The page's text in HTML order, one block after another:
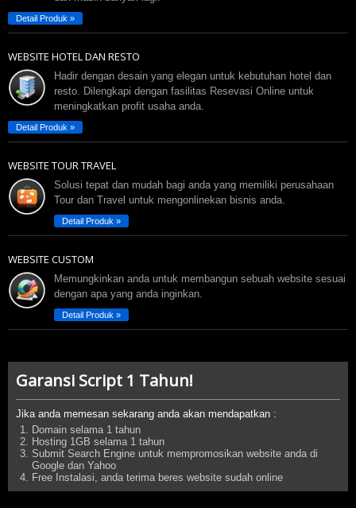
Detail Produk »
WEBSITE HOTEL DAN RESTO
Hadir dengan desain yang elegan untuk kebutuhan hotel dan
resto. Dilengkapi dengan fasilitas Resevasi Online untuk
meningkatkan profit usaha anda.
Detail Produk »
WEBSITE TOUR TRAVEL
Solusi tepat dan mudah bagi anda yang memiliki perusahaan
Tour dan Travel untuk mengonlinekan bisnis anda.
Detail Produk »
WEBSITE CUSTOM
Memungkinkan anda untuk membangun sebuah website sesuai
dengan apa yang anda inginkan.
Detail Produk »
Garansi Script 1 Tahun!
Jika anda memesan sekarang anda akan mendapatkan :
Domain selama 1 tahun
Hosting 1GB selama 1 tahun
Submit Search Engine untuk mempromosikan website anda di
Google dan Yahoo
Free Instalasi, anda terima beres website sudah online